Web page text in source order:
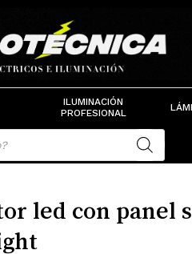
ILUMINACIÓN
PROFESIONAL
Cart
led con panel